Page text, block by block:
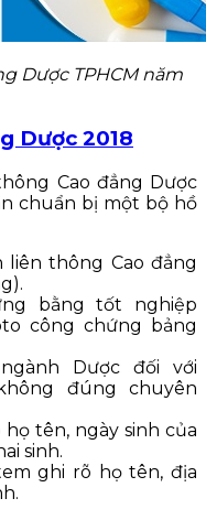
Dược TPHCM năm
Dược 2018
Cao đẳng Dược
chuẩn bị một bộ hồ
thông Cao đẳng
bằng tốt nghiệp
công chứng bảng
Dược đối với
đúng chuyên
tên, ngày sinh của
sinh.
ghi rõ họ tên, địa